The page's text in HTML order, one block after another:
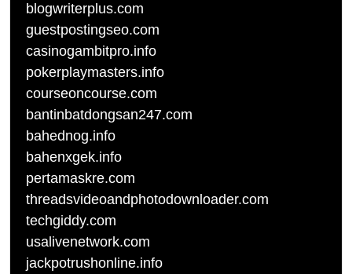
blogwriterplus.com
guestpostingseo.com
casinogambitpro.info
pokerplaymasters.info
courseoncourse.com
bantinbatdongsan247.com
bahednog.info
bahenxgek.info
pertamaskre.com
threadsvideoandphotodownloader.com
techgiddy.com
usalivenetwork.com
jackpotrushonline.info